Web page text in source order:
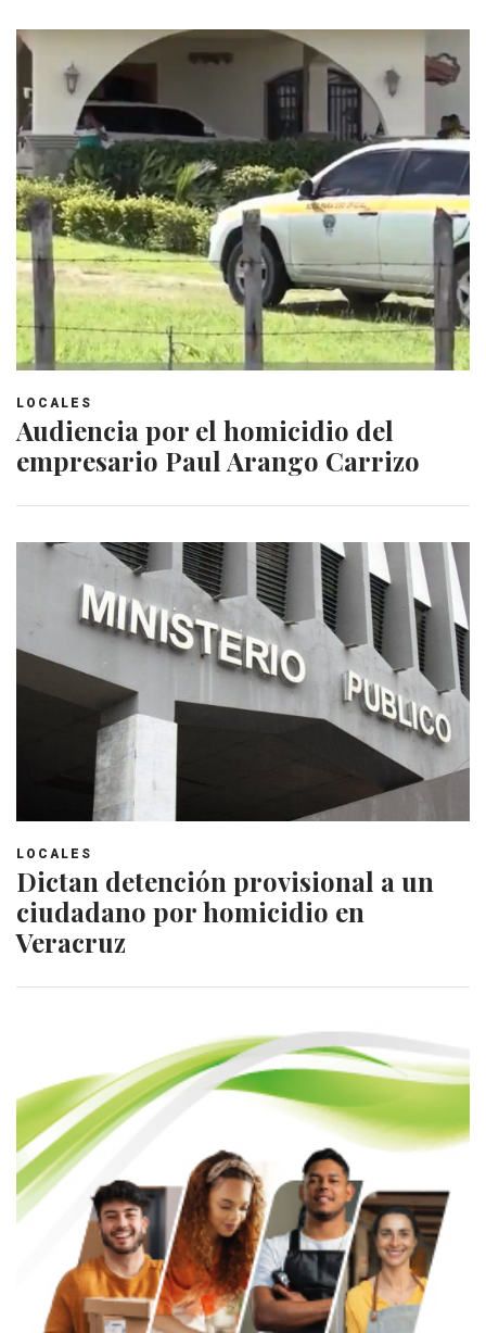
LOCALES
Audiencia por el homicidio del
empresario Paul Arango Carrizo
LOCALES
Dictan detención provisional a un
ciudadano por homicidio en
Veracruz